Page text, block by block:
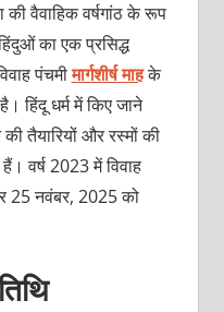
की वैवाहिक वर्षगांठ के रूप
का एक प्रसिद्ध
पंचमीमार्गशीर्ष माहके
हिंदू धर्म में किए जाने
तैयारियों और रस्मों की
वर्ष 2023 में विवाह
25 नवंबर, 2025 को